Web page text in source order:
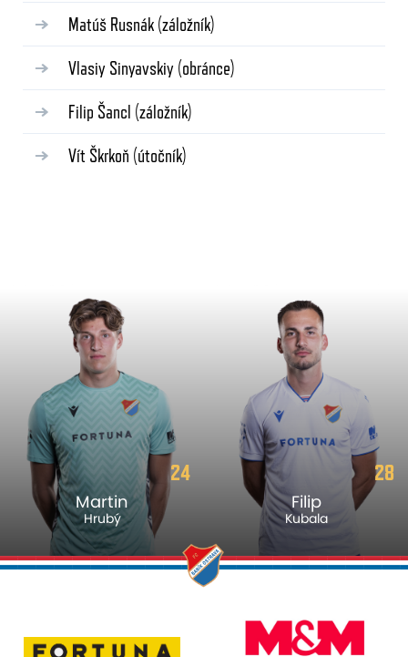
Matúš Rusnák (záložník)
Vlasiy Sinyavskiy (obránce)
Filip Šancl (záložník)
Vít Škrkoň (útočník)
24
Martin
Hrubý
28
Filip
Kubala